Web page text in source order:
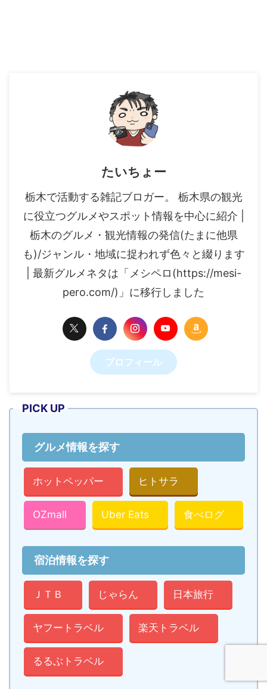
たいちょー
栃木で活動する雑記ブロガー。 栃木県の観光
に役立つグルメやスポット情報を中心に紹介 |
栃木のグルメ・観光情報の発信(たまに他県
も)/ジャンル・地域に捉われず色々と綴ります
| 最新グルメネタは「メシペロ(https://mesi-
pero.com/)」に移行しました
プロフィール
PICK UP
グルメ情報を探す
ホットペッパー ヒトサラ
OZmall Uber Eats 食べログ
宿泊情報を探す
ＪＴＢ じゃらん 日本旅行
ヤフートラベル 楽天トラベル
るるぶトラベル